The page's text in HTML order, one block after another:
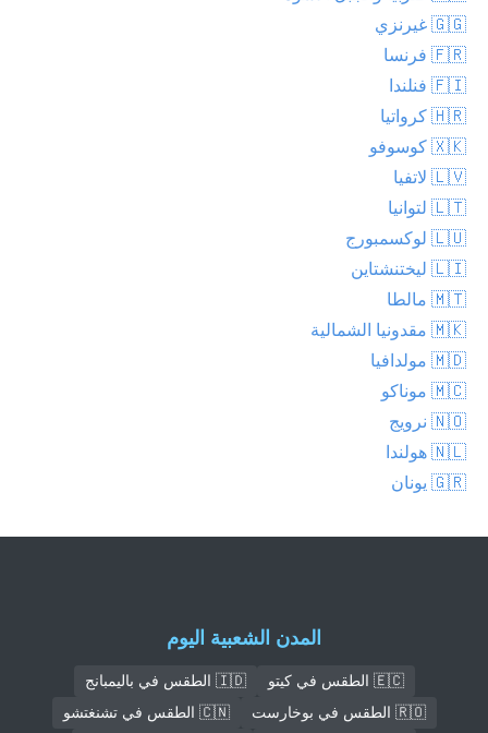
🇬🇬 غيرنزي
🇫🇷 فرنسا
🇫🇮 فنلندا
🇭🇷 كرواتيا
🇽🇰 كوسوفو
🇱🇻 لاتفيا
🇱🇹 لتوانيا
🇱🇺 لوكسمبورج
🇱🇮 ليختنشتاين
🇲🇹 مالطا
🇲🇰 مقدونيا الشمالية
🇲🇩 مولدافيا
🇲🇨 موناكو
🇳🇴 نرويج
🇳🇱 هولندا
🇬🇷 يونان
المدن الشعبية اليوم
🇪🇨 الطقس في كيتو
🇮🇩 الطقس في باليمبانج
🇷🇴 الطقس في بوخارست
🇨🇳 الطقس في تشنغتشو